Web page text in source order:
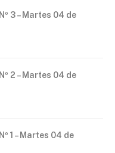
3 – Martes 04 de
2 – Martes 04 de
1 – Martes 04 de